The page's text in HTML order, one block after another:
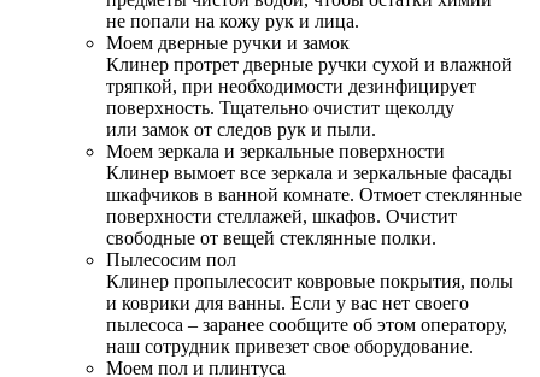
не попали на кожу рук и лица.
Моем дверные ручки и замок
Клинер протрет дверные ручки сухой и влажной
тряпкой, при необходимости дезинфицирует
поверхность. Тщательно очистит щеколду
или замок от следов рук и пыли.
Моем зеркала и зеркальные поверхности
Клинер вымоет все зеркала и зеркальные фасады
шкафчиков в ванной комнате. Отмоет стеклянные
поверхности стеллажей, шкафов. Очистит
свободные от вещей стеклянные полки.
Пылесосим пол
Клинер пропылесосит ковровые покрытия, полы
и коврики для ванны. Если у вас нет своего
пылесоса – заранее сообщите об этом оператору,
наш сотрудник привезет свое оборудование.
Моем пол и плинтуса